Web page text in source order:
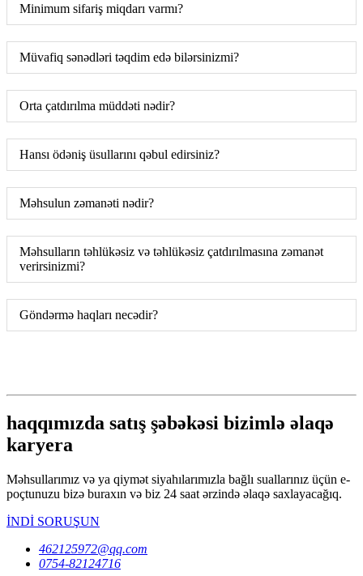
Minimum sifariş miqdarı varmı?
Müvafiq sənədləri təqdim edə bilərsinizmi?
Orta çatdırılma müddəti nədir?
Hansı ödəniş üsullarını qəbul edirsiniz?
Məhsulun zəmanəti nədir?
Məhsulların təhlükəsiz və təhlükəsiz çatdırılmasına zəmanət
verirsinizmi?
Göndərmə haqları necədir?
haqqımızda satış şəbəkəsi bizimlə əlaqə
karyera
Məhsullarımız və ya qiymət siyahılarımızla bağlı suallarınız üçün e-
poçtunuzu bizə buraxın və biz 24 saat ərzində əlaqə saxlayacağıq.
İNDİ SORUŞUN
462125972@qq.com
0754-82124716